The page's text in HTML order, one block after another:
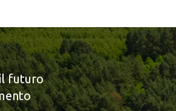
futuro